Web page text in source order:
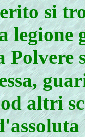
si
legione
Polvere
altri